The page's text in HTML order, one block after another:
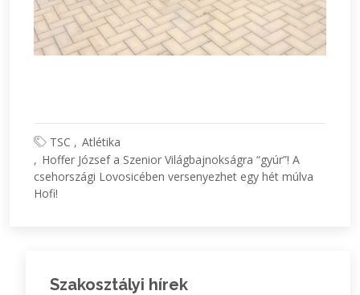
TSC
Atlétika
Hoffer József a Szenior Világbajnokságra “gyúr”! A
csehországi Lovosicében versenyezhet egy hét múlva
Hofi!
Szakosztályi hírek